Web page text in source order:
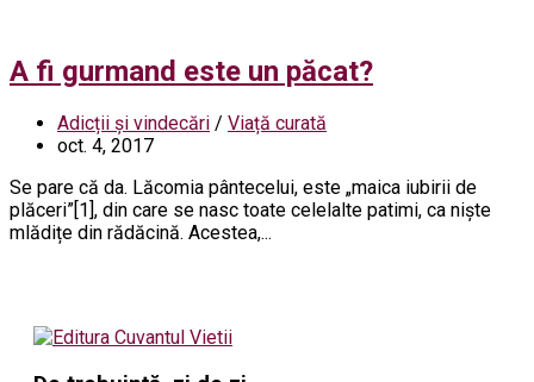
A fi gurmand este un păcat?
Adicții și vindecări / Viață curată
oct. 4, 2017
Se pare că da. Lăcomia pântecelui, este „maica iubirii de
plăceri”[1], din care se nasc toate celelalte patimi, ca niște
mlădițe din rădăcină. Acestea,...